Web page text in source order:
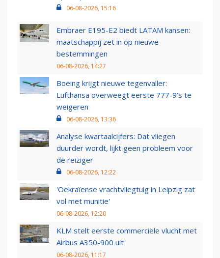
06-08-2026, 15:16
Embraer E195-E2 biedt LATAM kansen:
maatschappij zet in op nieuwe
bestemmingen
06-08-2026, 14:27
Boeing krijgt nieuwe tegenvaller:
Lufthansa overweegt eerste 777-9’s te
weigeren
06-08-2026, 13:36
Analyse kwartaalcijfers: Dat vliegen
duurder wordt, lijkt geen probleem voor
de reiziger
06-08-2026, 12:22
'Oekraïense vrachtvliegtuig in Leipzig zat
vol met munitie'
06-08-2026, 12:20
KLM stelt eerste commerciële vlucht met
Airbus A350-900 uit
06-08-2026, 11:17